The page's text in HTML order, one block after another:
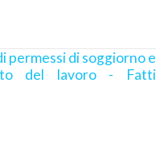
permessi di soggiorno e
del lavoro - Fatti